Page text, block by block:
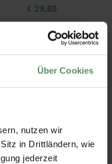
Über Cookies
nutzen wir
in Drittländern, wie
jederzeit
€ 29,80
Quartett Kapseln
19,80